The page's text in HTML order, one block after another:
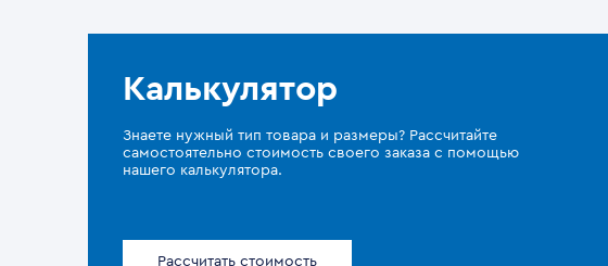
Калькулятор
Знаете нужный тип товара и размеры? Рассчитайте
самостоятельно стоимость своего заказа с помощью
нашего калькулятора.
Рассчитать стоимость